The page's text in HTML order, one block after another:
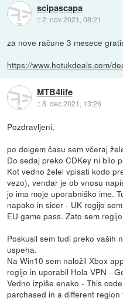
scipascapa
::2. nov 2021, 08:21
za nove račune 3 mesece
https://www.hotukdeals.com/
MTB4life
::8. dec 2021, 13:26
Pozdravljeni,
po dolgem času sem včeraj
Do sedaj preko CDKey ni bilo
Kot vedno želel vpisati kodo
vezo), vendar je ob vnosu
jo ima moje uporabniško ime.
napako in sicer - UK regijo
EU game pass. Zato sem
Poskusil sem tudi preko vaših
uspeha.
Na Win10 sem naložil Xbox
regijo in uporabil Hola VPN -
Vedno izpiše enako - This
parchased in a different